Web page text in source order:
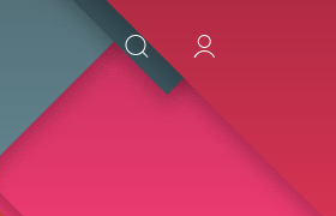
ИСКАТЬ